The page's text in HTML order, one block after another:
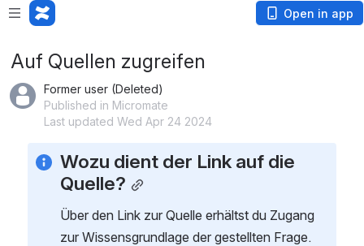
Open in app
Auf Quellen zugreifen
Former user (Deleted)
Published in Micromate
Last updated Wed Apr 24 2024
Wozu dient der Link auf die
Quelle?
Über den Link zur Quelle erhältst du Zugang
zur Wissensgrundlage der gestellten Frage.